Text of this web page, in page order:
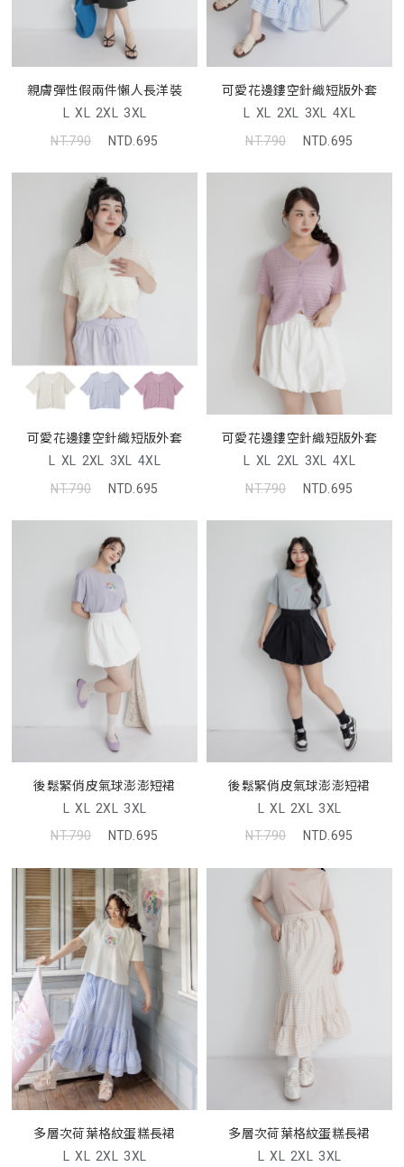
親膚彈性假兩件懶人長洋裝
L XL 2XL 3XL
NT.790
NTD.695
可愛花邊鏤空針織短版外套
L XL 2XL 3XL 4XL
NT.790
NTD.695
可愛花邊鏤空針織短版外套
L XL 2XL 3XL 4XL
NT.790
NTD.695
可愛花邊鏤空針織短版外套
L XL 2XL 3XL 4XL
NT.790
NTD.695
後鬆緊俏皮氣球澎澎短裙
L XL 2XL 3XL
NT.790
NTD.695
後鬆緊俏皮氣球澎澎短裙
L XL 2XL 3XL
NT.790
NTD.695
多層次荷葉格紋蛋糕長裙
L XL 2XL 3XL
多層次荷葉格紋蛋糕長裙
L XL 2XL 3XL